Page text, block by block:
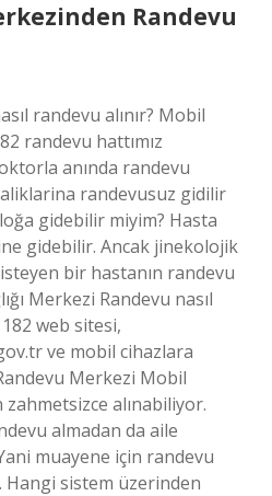
Randevu
randevu alınır? Mobil
randevu hattımız
anında randevu
randevusuz gidilir
gidebilir miyim? Hasta
gidebilir. Ancak jinekolojik
bir hastanın randevu
Merkezi Randevu nasıl
182 web sitesi,
​​​​​​ve mobil cihazlara
Merkezi Mobil
zahmetsizce alınabiliyor.
almadan da aile
muayene için randevu
Hangi sistem üzerinden